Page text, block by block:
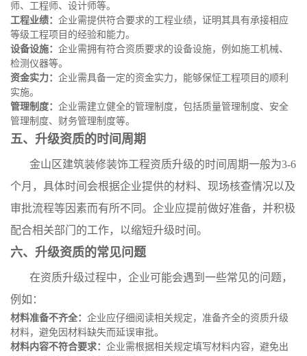
师、工程师、设计师等。
工程业绩： 企业需提供符合要求的工程业绩，证明其具有承接相应
等级工程项目的经验和能力。
设备设施： 企业需拥有符合资质要求的设备设施，例如施工机械、
检测仪器等。
资金实力： 企业需具备一定的资金实力，能够保怔工程项目的顺利
实施。
管理制度： 企业需建立健全的管理制度，包括质量管理制度、安全
管理制度、财务管理制度等。
五、升级资质的时间周期
金山区建筑装修装饰工程资质升级的时间周期一般为3-6
个月，具体时间会根据企业提供的材料、现场核查情况以及
审批流程等因素而有所不同。企业应提前做好准备，并积极
配合相关部门的工作，以缩短升级时间。
六、升级资质的常见问题
在资质升级过程中，企业可能会遇到一些常见的问题，
例如：
材料准备不齐全： 企业应仔细阅读相关规定，准备齐全的资质升级
材料，避免因材料缺失而延误审批。
材料内容不符合要求： 企业需根据相关规定填写材料内容，避免出